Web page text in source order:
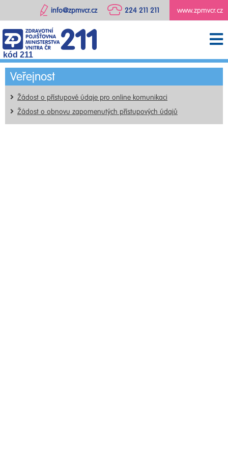
www.zpmvcr.cz
224 211 211
info@zpmvcr.cz
kód 211
Veřejnost
Žádost o přístupové údaje pro online komunikaci
Žádost o obnovu zapomenutých přístupových údajů